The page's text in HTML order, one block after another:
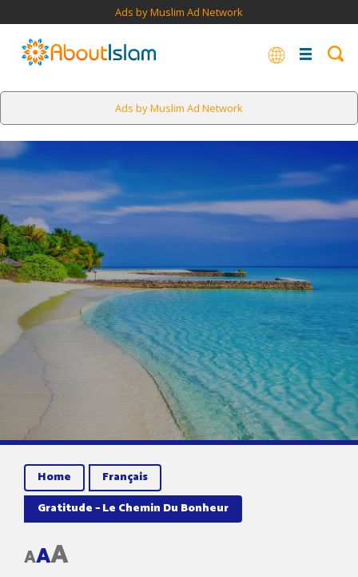
Ads by Muslim Ad Network
Ads by Muslim Ad Network
Home
Français
Gratitude – Le Chemin Du Bonheur
AAA